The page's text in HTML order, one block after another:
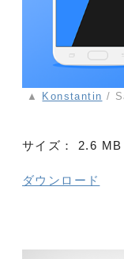
▲ Konstantin /
サイズ： 2.6 MB
ダウンロード